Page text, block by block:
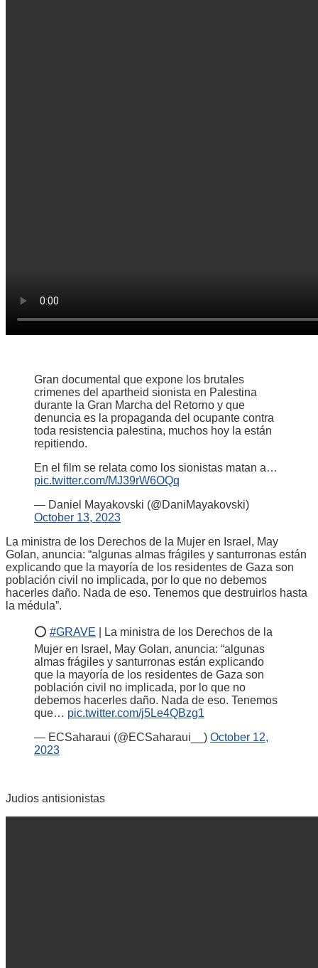
Gran documental que expone los brutales
crimenes del apartheid sionista en Palestina
durante la Gran Marcha del Retorno y que
denuncia es la propaganda del ocupante contra
toda resistencia palestina, muchos hoy la están
repitiendo.
En el film se relata como los sionistas matan a…
pic.twitter.com/MJ39rW6OQq
— Daniel Mayakovski (@DaniMayakovski)
October 13, 2023
La ministra de los Derechos de la Mujer en Israel, May
Golan, anuncia: “algunas almas frágiles y santurronas están
explicando que la mayoría de los residentes de Gaza son
población civil no implicada, por lo que no debemos
hacerles daño. Nada de eso. Tenemos que destruirlos hasta
la médula”.
⭕️ #GRAVE | La ministra de los Derechos de la
Mujer en Israel, May Golan, anuncia: “algunas
almas frágiles y santurronas están explicando
que la mayoría de los residentes de Gaza son
población civil no implicada, por lo que no
debemos hacerles daño. Nada de eso. Tenemos
que… pic.twitter.com/j5Le4QBzg1
— ECSaharaui (@ECSaharaui__) October 12,
2023
Judios antisionistas